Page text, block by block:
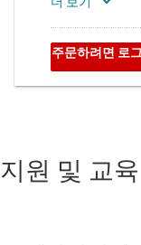
지원 및 교육